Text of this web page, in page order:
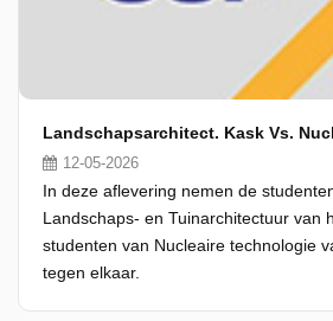
12-05-2026
In deze aflevering nemen de
Landschaps- en Tuinarchitectuur van
studenten van Nucleaire technologie
tegen elkaar.